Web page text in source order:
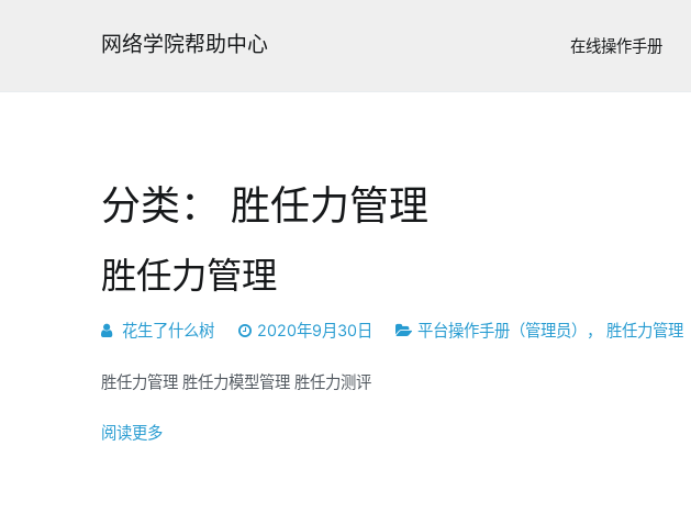
网络学院帮助中心 在线操作手册
分类： 胜任力管理
胜任力管理
花生了什么树 2020年9月30日 平台操作手册（管理员） ， 胜任力管理
胜任力管理 胜任力模型管理 胜任力测评
阅读更多